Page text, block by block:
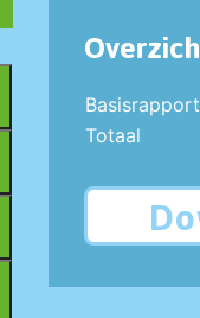
Basisrapport
Totaal